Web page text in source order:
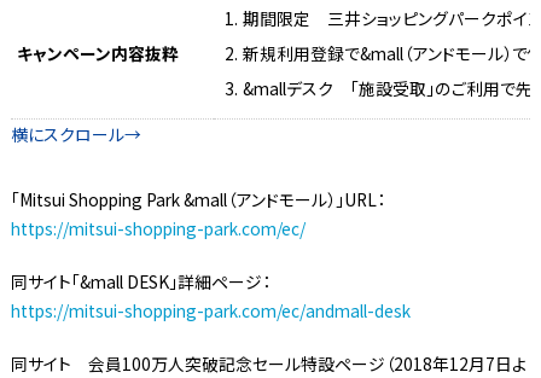
キャンペーン内容抜粋
期間限定 三井ショッピングパークポイ
新規利用登録で&mall（アンドモール）
&mallデスク 「施設受取」のご利用で先
「Mitsui Shopping Park &mall（アンドモール）」URL：
https://mitsui-shopping-park.com/ec/
同サイト「&mall DESK」詳細ページ：
https://mitsui-shopping-park.com/ec/andmall-desk
同サイト 会員100万人突破記念セール特設ページ（2018年12月7日よ